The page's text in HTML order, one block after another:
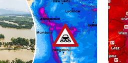
свлачища в части от Азия.